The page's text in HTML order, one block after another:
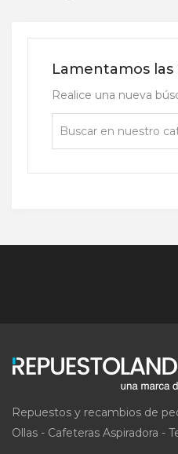
Lamentamos las
Realice una nueva
Repuestos y recambios de
Ollas - Cafeteras Aspiradora -